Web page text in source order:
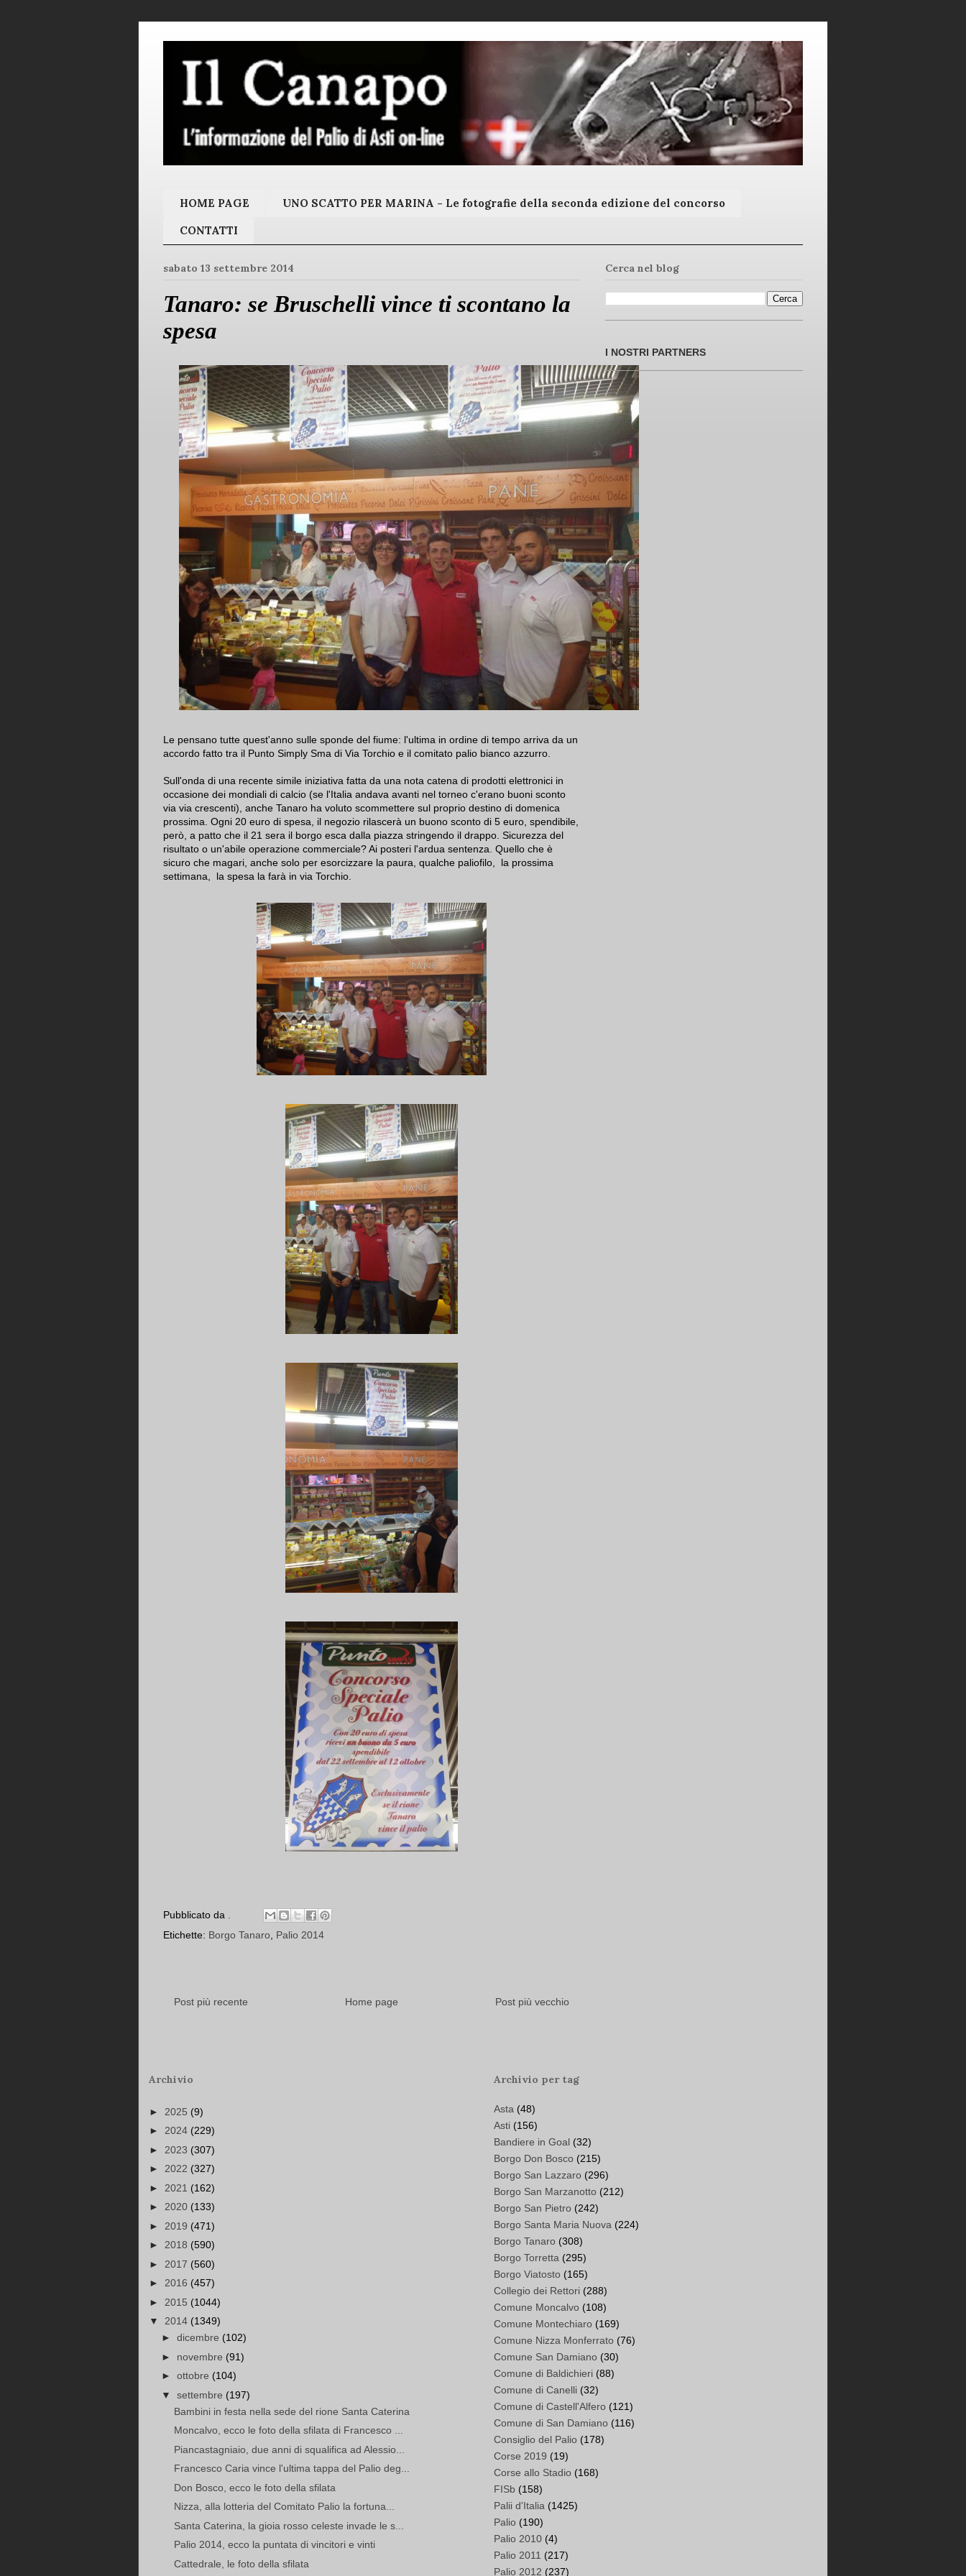
HOME PAGE UNO SCATTO PER MARINA - Le fotografie della seconda edizione del concorso
CONTATTI
sabato 13 settembre 2014
Tanaro: se Bruschelli vince ti scontano la
spesa
Le pensano tutte quest'anno sulle sponde del fiume: l'ultima in ordine di tempo arriva da un
accordo fatto tra il Punto Simply Sma di Via Torchio e il comitato palio bianco azzurro.
Sull'onda di una recente simile iniziativa fatta da una nota catena di prodotti elettronici in
occasione dei mondiali di calcio (se l'Italia andava avanti nel torneo c'erano buoni sconto
via via crescenti), anche Tanaro ha voluto scommettere sul proprio destino di domenica
prossima. Ogni 20 euro di spesa, il negozio rilascerà un buono sconto di 5 euro, spendibile,
però, a patto che il 21 sera il borgo esca dalla piazza stringendo il drappo. Sicurezza del
risultato o un'abile operazione commerciale? Ai posteri l'ardua sentenza. Quello che è
sicuro che magari, anche solo per esorcizzare la paura, qualche paliofilo, la prossima
settimana, la spesa la farà in via Torchio.
Pubblicato da
Etichette: Borgo Tanaro, Palio 2014
Post più recente Post più vecchio
Home page
Cerca nel blog
I NOSTRI PARTNERS
Archivio
► 2025 (9)
► 2024 (229)
► 2023 (307)
► 2022 (327)
► 2021 (162)
► 2020 (133)
► 2019 (471)
► 2018 (590)
► 2017 (560)
► 2016 (457)
► 2015 (1044)
▼ 2014 (1349)
► dicembre (102)
► novembre (91)
► ottobre (104)
▼ settembre (197)
Bambini in festa nella sede del rione Santa Caterina
Moncalvo, ecco le foto della sfilata di Francesco ...
Piancastagniaio, due anni di squalifica ad Alessio...
Francesco Caria vince l'ultima tappa del Palio deg...
Don Bosco, ecco le foto della sfilata
Nizza, alla lotteria del Comitato Palio la fortuna...
Santa Caterina, la gioia rosso celeste invade le s...
Palio 2014, ecco la puntata di vincitori e vinti
Cattedrale, le foto della sfilata
Archivio per tag
Asta (48)
Asti (156)
Bandiere in Goal (32)
Borgo Don Bosco (215)
Borgo San Lazzaro (296)
Borgo San Marzanotto (212)
Borgo San Pietro (242)
Borgo Santa Maria Nuova (224)
Borgo Tanaro (308)
Borgo Torretta (295)
Borgo Viatosto (165)
Collegio dei Rettori (288)
Comune Moncalvo (108)
Comune Montechiaro (169)
Comune Nizza Monferrato (76)
Comune San Damiano (30)
Comune di Baldichieri (88)
Comune di Canelli (32)
Comune di Castell'Alfero (121)
Comune di San Damiano (116)
Consiglio del Palio (178)
Corse 2019 (19)
Corse allo Stadio (168)
FISb (158)
Palii d'Italia (1425)
Palio (190)
Palio 2010 (4)
Palio 2011 (217)
Palio 2012 (237)